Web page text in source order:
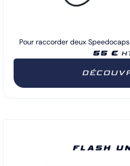
Pour raccorder deux
55 €
FLASH